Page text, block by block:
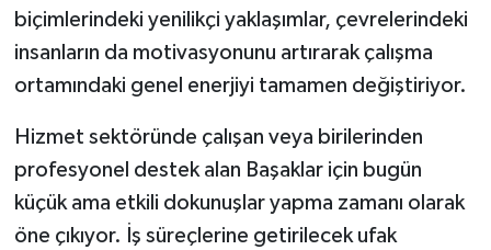
biçimlerindeki yenilikçi yaklaşımlar, çevrelerindeki
insanların da motivasyonunu artırarak çalışma
ortamındaki genel enerjiyi tamamen değiştiriyor.
Hizmet sektöründe çalışan veya birilerinden
profesyonel destek alan Başaklar için bugün
küçük ama etkili dokunuşlar yapma zamanı olarak
öne çıkıyor. İş süreçlerine getirilecek ufak